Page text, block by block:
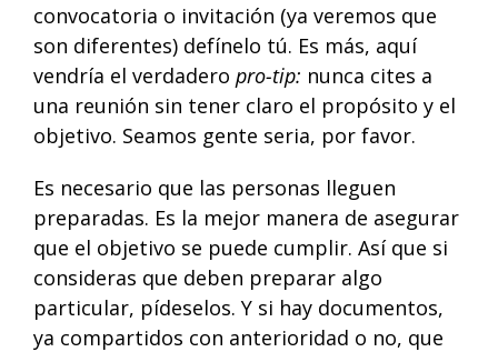
convocatoria o invitación (ya veremos que
son diferentes) defínelo tú. Es más, aquí
vendría el verdadero pro-tip: nunca cites a
una reunión sin tener claro el propósito y el
objetivo. Seamos gente seria, por favor.
Es necesario que las personas lleguen
preparadas. Es la mejor manera de asegurar
que el objetivo se puede cumplir. Así que si
consideras que deben preparar algo
particular, pídeselos. Y si hay documentos,
ya compartidos con anterioridad o no, que